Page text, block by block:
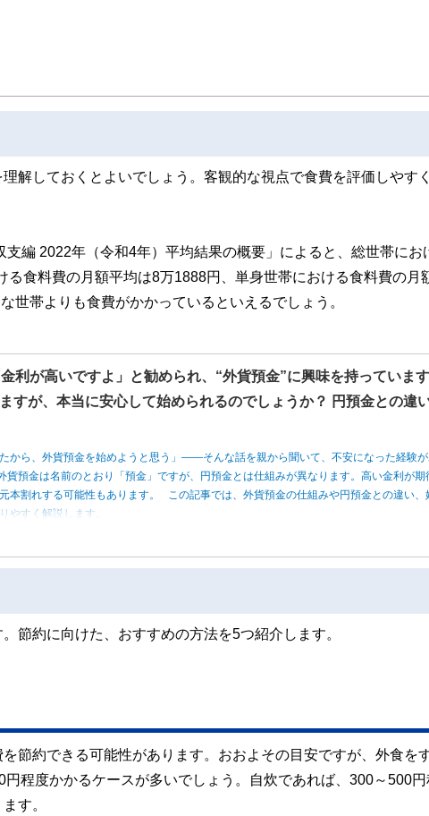
弁護士、税理士、宅地建物取引士、相続診断士、住宅ローンアドバイザー、DCプラン
リスト、キャリアコンサルタントなど150名以上の有資格者を執筆者・監修者として迎
金のコンシェルジュを目指します。
解しておくとよいでしょう。客観的な視点で食費を評価しやす
編 2022年（令和4年）平均結果の概要」によると、総世帯にお
食料費の月額平均は8万1888円、単身世帯における食料費の月
世帯よりも食費がかかっているといえるでしょう。
利が高いですよ」と勧められ、“外貨預金”に興味を持っています
すが、本当に安心して始められるのでしょうか？ 円預金との違
から、外貨預金を始めようと思う」――そんな話を親から聞いて、不安になった経験が
貨預金は名前のとおり「預金」ですが、円預金とは仕組みが異なります。高い金利が期
本割れする可能性もあります。 この記事では、外貨預金の仕組みや円預金との違い、
やすく解説します。
節約に向けた、おすすめの方法を5つ紹介します。
節約できる可能性があります。おおよその目安ですが、外食を
程度かかるケースが多いでしょう。自炊であれば、300～500円
す。